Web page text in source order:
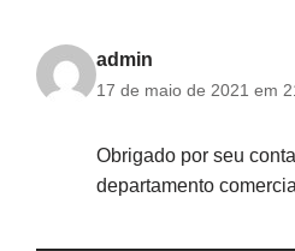
admin
17 de maio de 2021 em
Obrigado por seu
departamento